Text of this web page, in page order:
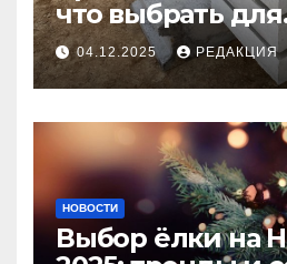
что выбрать для
долговечного и
покрытия
04.12.2025 РЕДАКЦИЯ
НОВОСТИ
Выбор ёлки на